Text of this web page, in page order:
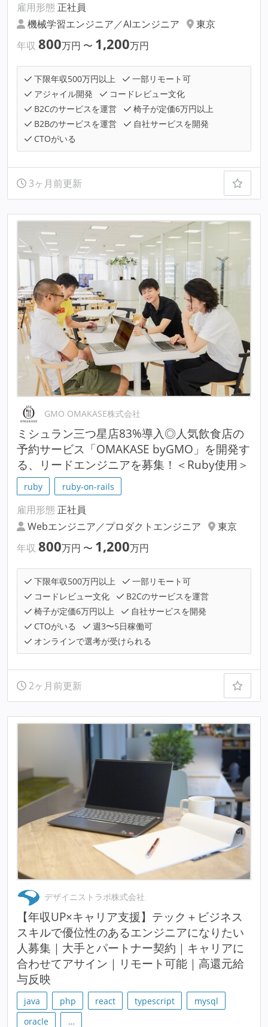
雇用形態 正社員
機械学習エンジニア／AIエンジニア
東京
年収 800万円 〜 1,200万円
下限年収500万円以上
一部リモート可
アジャイル開発
コードレビュー文化
B2Cのサービスを運営
椅子が定価6万円以上
B2Bのサービスを運営
自社サービスを開発
CTOがいる
3ヶ月前更新
GMO OMAKASE株式会社
ミシュラン三つ星店83%導入◎人気飲食店の
予約サービス「OMAKASE byGMO」を開発す
る、リードエンジニアを募集！＜Ruby使用＞
ruby ruby-on-rails
雇用形態 正社員
Webエンジニア／プロダクトエンジニア
東京
年収 800万円 〜 1,200万円
下限年収500万円以上
一部リモート可
コードレビュー文化
B2Cのサービスを運営
椅子が定価6万円以上
自社サービスを開発
CTOがいる
週3〜5日稼働可
オンラインで選考が受けられる
2ヶ月前更新
デザイニストラボ株式会社
【年収UP×キャリア支援】テック＋ビジネス
スキルで優位性のあるエンジニアになりたい
人募集｜大手とパートナー契約｜キャリアに
合わせてアサイン｜リモート可能｜高還元給
与反映
java php react typescript
mysql
oracle
…